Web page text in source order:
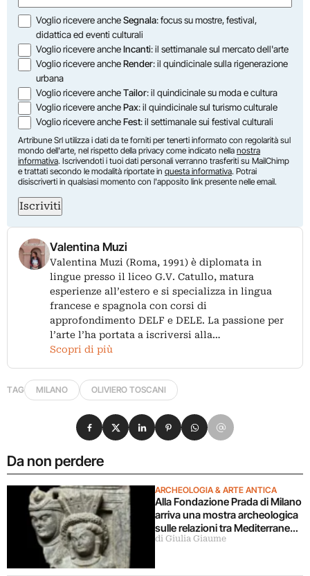
Opzioni
Voglio ricevere ancheSegnala: focus su mostre, festival,
didattica ed eventi culturali
Voglio ricevere ancheIncanti: il settimanale sul mercato dell'arte
Voglio ricevere ancheRender: il quindicinale sulla rigenerazione
urbana
Voglio ricevere ancheTailor: il quindicinale su moda e cultura
Voglio ricevere anchePax: il quindicinale sul turismo culturale
Voglio ricevere ancheFest: il settimanale sui festival culturali
Artribune Srl utilizza i dati da te forniti per tenerti informato con regolarità sul
mondo dell'arte, nel rispetto della privacy come indicato nella nostra
informativa. Iscrivendoti i tuoi dati personali verranno trasferiti su MailChimp
e trattati secondo le modalità riportate in questa informativa. Potrai
disiscriverti in qualsiasi momento con l'apposito link presente nelle email.
Iscriviti
Valentina Muzi
Valentina Muzi (Roma, 1991) è diplomata in
lingue presso il liceo G.V. Catullo, matura
esperienze all’estero e si specializza in lingua
francese e spagnola con corsi di
approfondimento DELF e DELE. La passione per
l’arte l’ha portata a iscriversi alla…
Scopri di più
TAG MILANO OLIVIERO TOSCANI
Da non perdere
ARCHEOLOGIA & ARTE ANTICA
Alla Fondazione Prada di Milano
arriva una mostra archeologica
sulle relazioni tra Mediterraneo
e Asia
di Giulia Giaume
Condividi su Facebook
Condividi su X
Condividi su LinkedIn
Condividi su Pinterest
Condividi su WhatsApp
Condividi su Email